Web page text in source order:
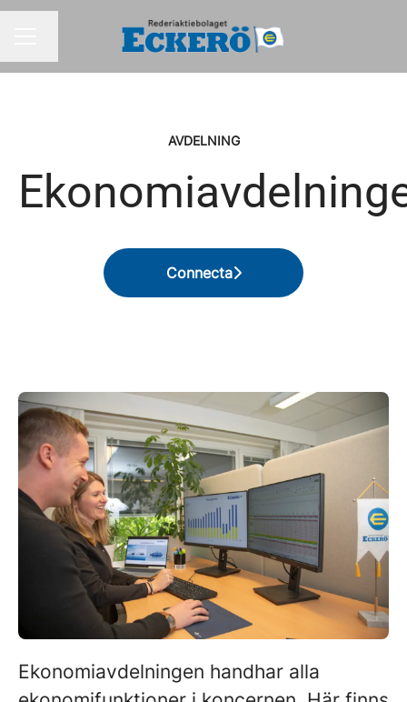
AVDELNING
Connecta
Ekonomiavdelningen handhar alla